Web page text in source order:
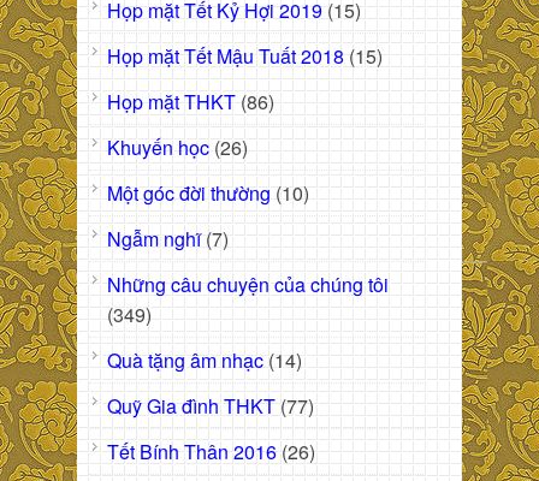
Họp mặt Tết Kỷ Hợi 2019 (15)
Họp mặt Tết Mậu Tuất 2018 (15)
Họp mặt THKT (86)
Khuyến học (26)
Một góc đời thường (10)
Ngẫm nghĩ(7)
Những câu chuyện của chúng tôi
(349)
Quà tặng âm nhạc (14)
Quỹ Gia đình THKT (77)
Tết Bính Thân 2016 (26)